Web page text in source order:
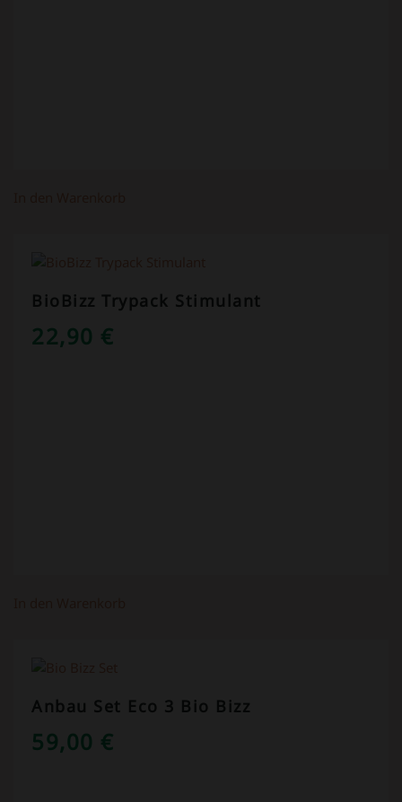
BioBizz Trypack Stimulant
22,90 €
Anbau Set Eco 3 Bio Bizz
59,00 €